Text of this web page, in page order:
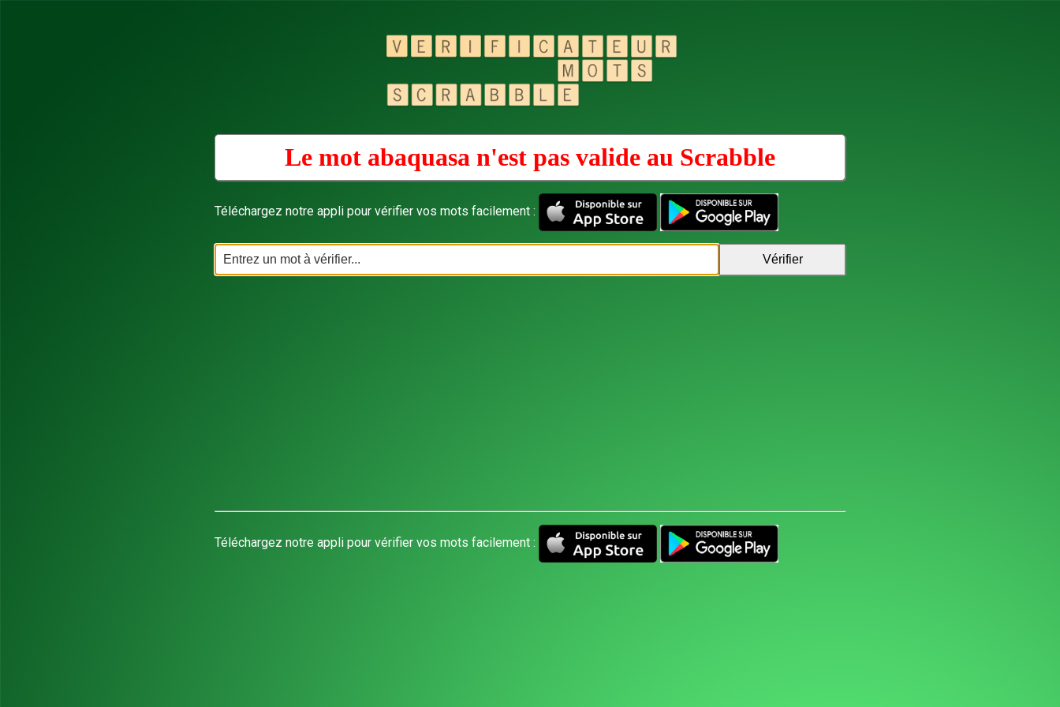
Le mot abaquasa n'est pas valide au Scrabble
Téléchargez notre appli pour vérifier vos mots facilement :
Téléchargez notre appli pour vérifier vos mots facilement :